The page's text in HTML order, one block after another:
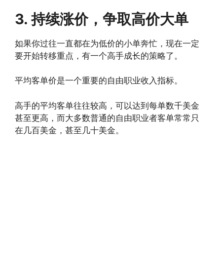
3. 持续涨价，争取高价大单
如果你过往一直都在为低价的小单奔忙，现在一定
要开始转移重点，有一个高手成长的策略了。
平均客单价是一个重要的自由职业收入指标。
高手的平均客单往往较高，可以达到每单数千美金
甚至更高，而大多数普通的自由职业者客单常常只
在几百美金，甚至几十美金。